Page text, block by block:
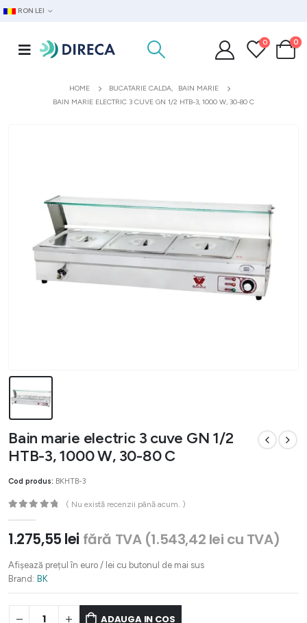
RON LEI
0 0
HOME BUCATARIE CALDA,
BAIN MARIE
BAIN MARIE ELECTRIC 3 CUVE GN 1/2 HTB-3, 1000 W, 30-80 C
Bain marie electric 3 cuve GN 1/2
HTB-3, 1000 W, 30-80 C
Cod produs: BKHTB-3
( Nu există recenzii până acum. )
1.275,55 lei fără TVA (1.543,42 lei cu TVA)
Afișează prețul în euro / lei cu butonul de mai sus
Brand: BK
ADAUGA IN COS